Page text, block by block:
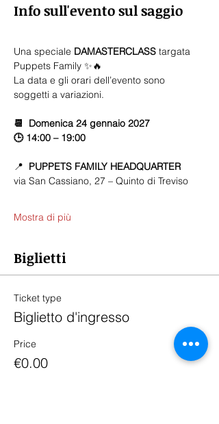
Info sull'evento sul saggio
Una speciale DAMASTERCLASS targata
Puppets Family ✨🔥
La data e gli orari dell’evento sono
soggetti a variazioni.
📆  Domenica 24 gennaio 2027
🕒 14:00 – 19:00
📍 PUPPETS FAMILY HEADQUARTER
via San Cassiano, 27 – Quinto di Treviso
Mostra di più
Biglietti
Ticket type
Biglietto d'ingresso
Price
€0.00